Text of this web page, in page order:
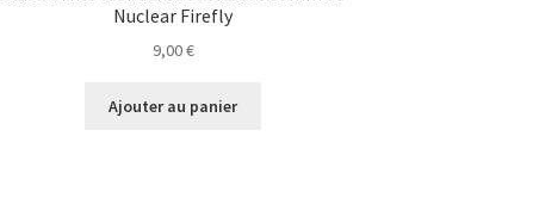
Nuclear Firefly
9,00€
Ajouter au panier